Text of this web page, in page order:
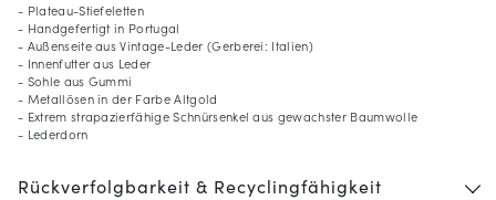
- Plateau-Stiefeletten
- Handgefertigt in Portugal
- Außenseite aus Vintage-Leder (Gerberei: Italien)
- Innenfutter aus Leder
- Sohle aus Gummi
- Metallösen in der Farbe Altgold
- Extrem strapazierfähige Schnürsenkel aus gewachster Baumwolle
- Lederdorn
Rückverfolgbarkeit & Recyclingfähigkeit